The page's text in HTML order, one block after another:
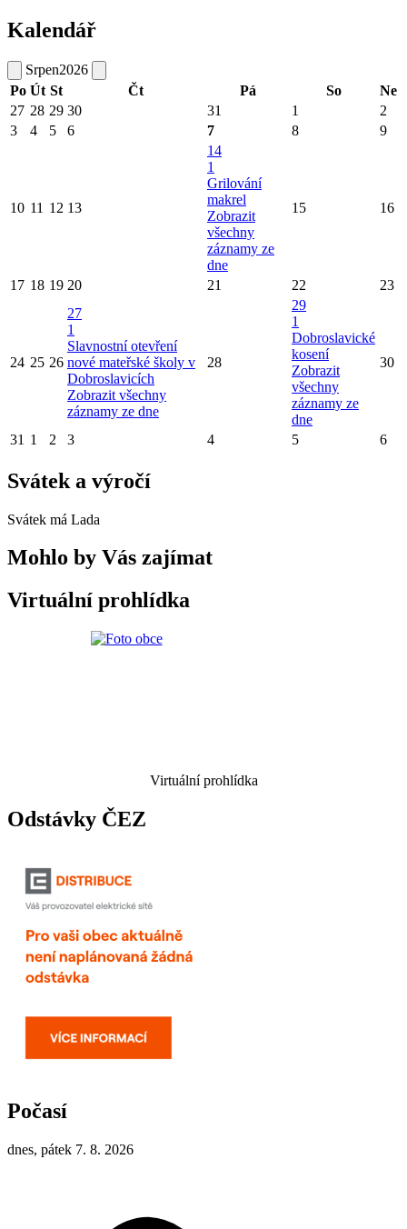
Kalendář
Srpen2026
Po Út St Čt Pá So
Ne
27 28 29 30 31 1
2
3
4 5 6 7 8 9
10 11 12 13
14
1
Grilování
makrel
Zobrazit
všechny
záznamy ze
dne
15 16
17 18 19 20 21 22 23
24 25 26
27
1
Slavnostní otevření
nové mateřské školy v
Dobroslavicích
Zobrazit všechny
záznamy ze dne
28
29
1
Dobroslavické
kosení
Zobrazit
všechny
záznamy ze
dne
30
31 1 2 3 4 5 6
Svátek a výročí
Svátek má Lada
Mohlo by Vás zajímat
Virtuální prohlídka
Virtuální prohlídka
Odstávky ČEZ
Počasí
dnes, pátek 7. 8. 2026